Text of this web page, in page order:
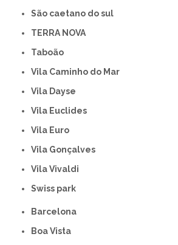
São caetano do sul
TERRA NOVA
Taboão
Vila Caminho do Mar
Vila Dayse
Vila Euclides
Vila Euro
Vila Gonçalves
Vila Vivaldi
swiss park
Barcelona
Boa Vista